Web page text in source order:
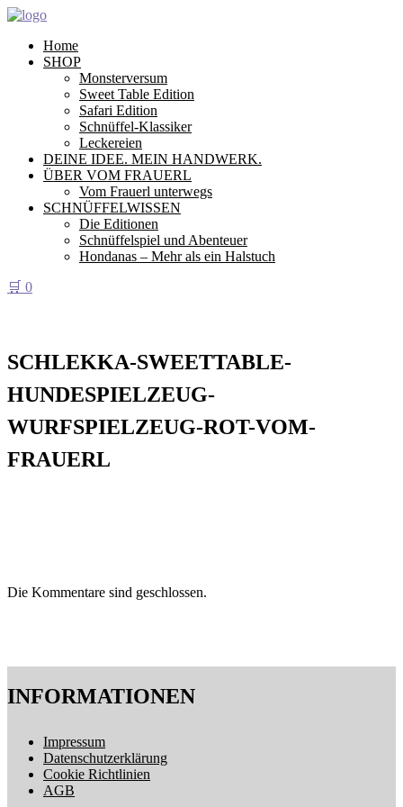
Home
SHOP
Monsterversum
Sweet Table Edition
Safari Edition
Schnüffel-Klassiker
Leckereien
DEINE IDEE. MEIN HANDWERK.
ÜBER VOM FRAUERL
Vom Frauerl unterwegs
SCHNÜFFELWISSEN
Die Editionen
Schnüffelspiel und Abenteuer
Hondanas – Mehr als ein Halstuch
🛒 0
SCHLEKKA-SWEETTABLE-
HUNDESPIELZEUG-
WURFSPIELZEUG-ROT-VOM-
FRAUERL
Die Kommentare sind geschlossen.
INFORMATIONEN
Impressum
Datenschutzerklärung
Cookie Richtlinien
AGB